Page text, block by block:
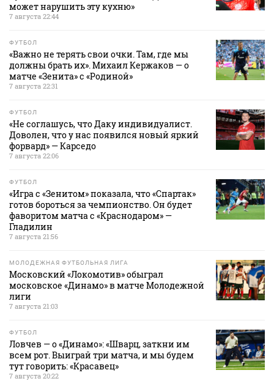
может нарушить эту кухню»
7 августа 22:44
ФУТБОЛ
«Важно не терять свои очки. Там, где мы
должны брать их». Михаил Кержаков — о
матче «Зенита» с «Родиной»
7 августа 22:31
ФУТБОЛ
«Не соглашусь, что Даку индивидуалист.
Доволен, что у нас появился новый яркий
форвард» — Карседо
7 августа 22:06
ФУТБОЛ
«Игра с «Зенитом» показала, что «Спартак»
готов бороться за чемпионство. Он будет
фаворитом матча с «Краснодаром» —
Гладилин
7 августа 21:56
МОЛОДЕЖНАЯ ФУТБОЛЬНАЯ ЛИГА
Московский «Локомотив» обыграл
московское «Динамо» в матче Молодежной
лиги
7 августа 21:03
ФУТБОЛ
Ловчев — о «Динамо»: «Шварц, заткни им
всем рот. Выиграй три матча, и мы будем
тут говорить: «Красавец»
7 августа 20:22